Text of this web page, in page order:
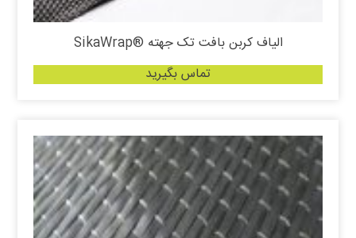
الیاف کربن بافت تک جهته ®SikaWrap
تماس بگیرید